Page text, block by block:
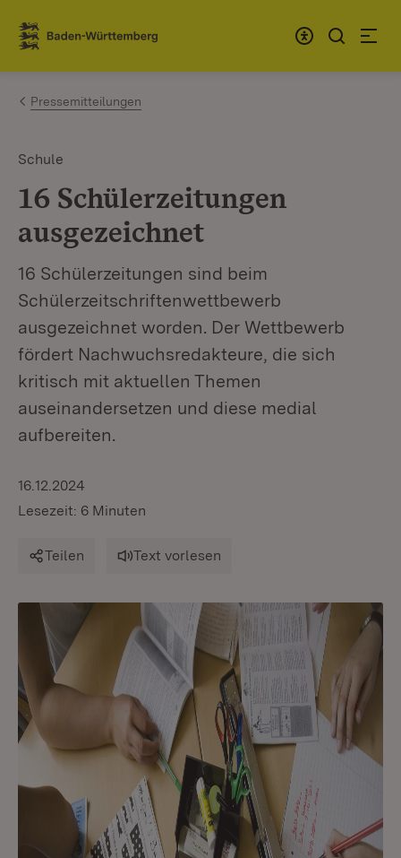
Zum Inhalt springen
Link zur Startseite
Pressemitteilungen
Schule
16 Schülerzeitungen
ausgezeichnet
16 Schülerzeitungen sind beim
Schülerzeitschriftenwettbewerb
ausgezeichnet worden. Der Wettbewerb
fördert Nachwuchsredakteure, die sich
kritisch mit aktuellen Themen
auseinandersetzen und diese medial
aufbereiten.
16.12.2024
Lesezeit: 6 Minuten
Teilen Text vorlesen